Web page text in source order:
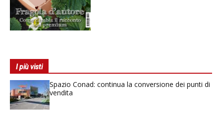
I più visti
Spazio Conad: continua la conversione dei punti di
vendita